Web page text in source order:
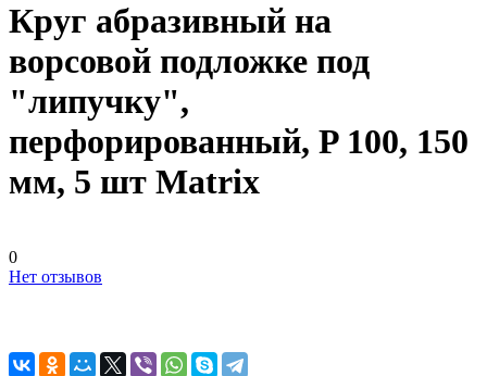
Круг абразивный на
ворсовой подложке под
"липучку",
перфорированный, P 100, 150
мм, 5 шт Matrix
0
Нет отзывов